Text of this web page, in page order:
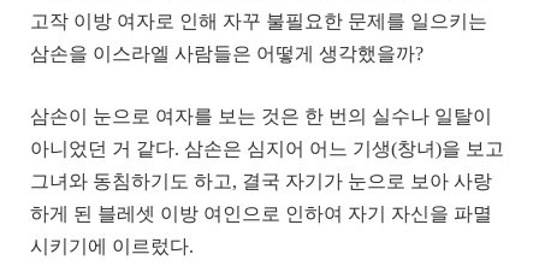
고작 이방 여자로 인해 자꾸 불필요한 문제를 일으키는
삼손을 이스라엘 사람들은 어떻게 생각했을까?
삼손이 눈으로 여자를 보는 것은 한 번의 실수나 일탈이
아니었던 거 같다. 삼손은 심지어 어느 기생(창녀)을 보고
그녀와 동침하기도 하고, 결국 자기가 눈으로 보아 사랑
하게 된 블레셋 이방 여인으로 인하여 자기 자신을 파멸
시키기에 이르렀다.